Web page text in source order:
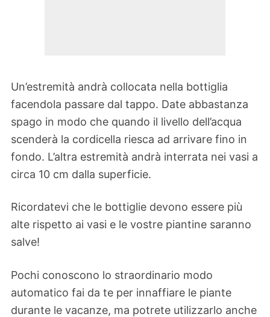
Un’estremità andrà collocata nella bottiglia
facendola passare dal tappo. Date abbastanza
spago in modo che quando il livello dell’acqua
scenderà la cordicella riesca ad arrivare fino in
fondo. L’altra estremità andrà interrata nei vasi a
circa 10 cm dalla superficie.
Ricordatevi che le bottiglie devono essere più
alte rispetto ai vasi e le vostre piantine saranno
salve!
Pochi conoscono lo straordinario modo
automatico fai da te per innaffiare le piante
durante le vacanze, ma potrete utilizzarlo anche